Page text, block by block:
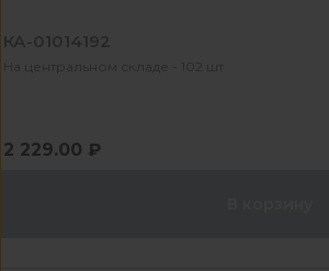
КА-01014192
На центральном складе - 102 шт
2 229.00 ₽